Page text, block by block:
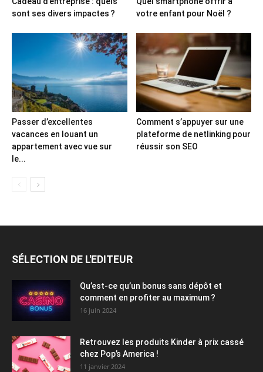
sont ses divers impactes ?
votre enfant pour Noël ?
Passer d’excellentes
vacances en louant un
appartement avec vue sur
le...
Comment s’appuyer sur une
plateforme de netlinking pour
réussir son SEO
SÉLECTION DE L'EDITEUR
Qu’est-ce qu’un bonus sans dépôt et
comment en profiter au maximum ?
16 juin 2024
Retrouvez les produits Kinder à prix cassé
chez Pop’s America !
11 janvier 2024